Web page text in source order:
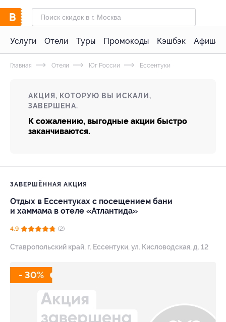
Услуги Отели Туры Промокоды Кэшбэк Афиша
Главная Отели Юг России Ессентуки
АКЦИЯ, КОТОРУЮ ВЫ ИСКАЛИ,
ЗАВЕРШЕНА.
К сожалению, выгодные акции быстро
заканчиваются.
ЗАВЕРШЁННАЯ АКЦИЯ
Отдых в Ессентуках с посещением бани
и хаммама в отеле «Атлантида»
4.9 (2)
Ставропольский край, г. Ессентуки, ул. Кисловодская, д. 12
- 30%